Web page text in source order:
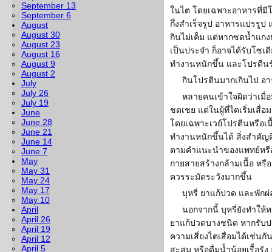
September 13
September 6
August
August 30
August 23
August 16
August 9
August 2
July
July 26
July 19
June
June 28
June 21
June 14
June 7
May
May 31
May 24
May 17
May 10
April
April 26
April 19
April 12
April 5
ในไต โดยเฉพาะอาหารที่
กึ่งสำเร็จรูป อาหารแปรรู
กินไม่เค็ม แต่หากซดน้ำแก
เป็นประจำ ก็อาจได้รับโซเ
ทำงานหนักขึ้น และโปรตีน
กินโปรตีนมากเกินไป อา
หลายคนเข้าใจผิดว่าเมื่
ชดเชย แต่ในผู้ที่ไตเริ่มเสื่อ
โดยเฉพาะเวย์โปรตีนหรือ
ทำงานหนักขึ้นได้ สิ่งสำคัญ
ตามคำแนะนำของแพทย์หรื
กายสายสร้างกล้ามเนื้อ ห
ควรระมัดระวังมากขึ้น
บุหรี่ ยาแก้ปวด และพักผ่
นอกจากนี้ บุหรี่ยังทำให้
ยาแก้ปวดบางชนิด หากรับ
ความเสี่ยงไตเสื่อมได้เช่น
สะสม หรือดื่มน้ำน้อยเรื้อรั